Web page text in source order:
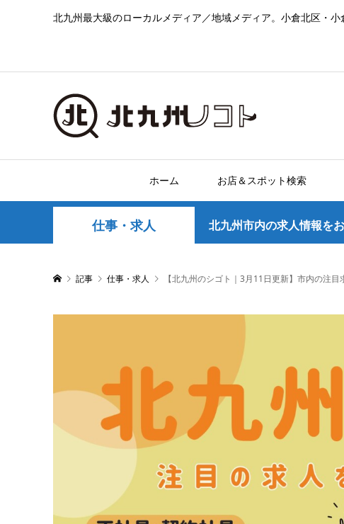
北九州最大級のローカルメディア／地域メディア。小倉北区・
ホーム お店＆スポット検索
仕事・求人 北九州市内の求人情報を
記事 仕事・求人 【北九州のシゴト｜3月11日更新】市内の注